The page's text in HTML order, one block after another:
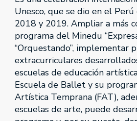
Unesco, que se dio en el Perú
2018 y 2019. Ampliar a más
programa del Minedu
“Orquestando”, implementar
extracurriculares
escuelas de educación
Escuela de Ballet y su
Artística Temprana (FAT),
escuelas de arte, puede